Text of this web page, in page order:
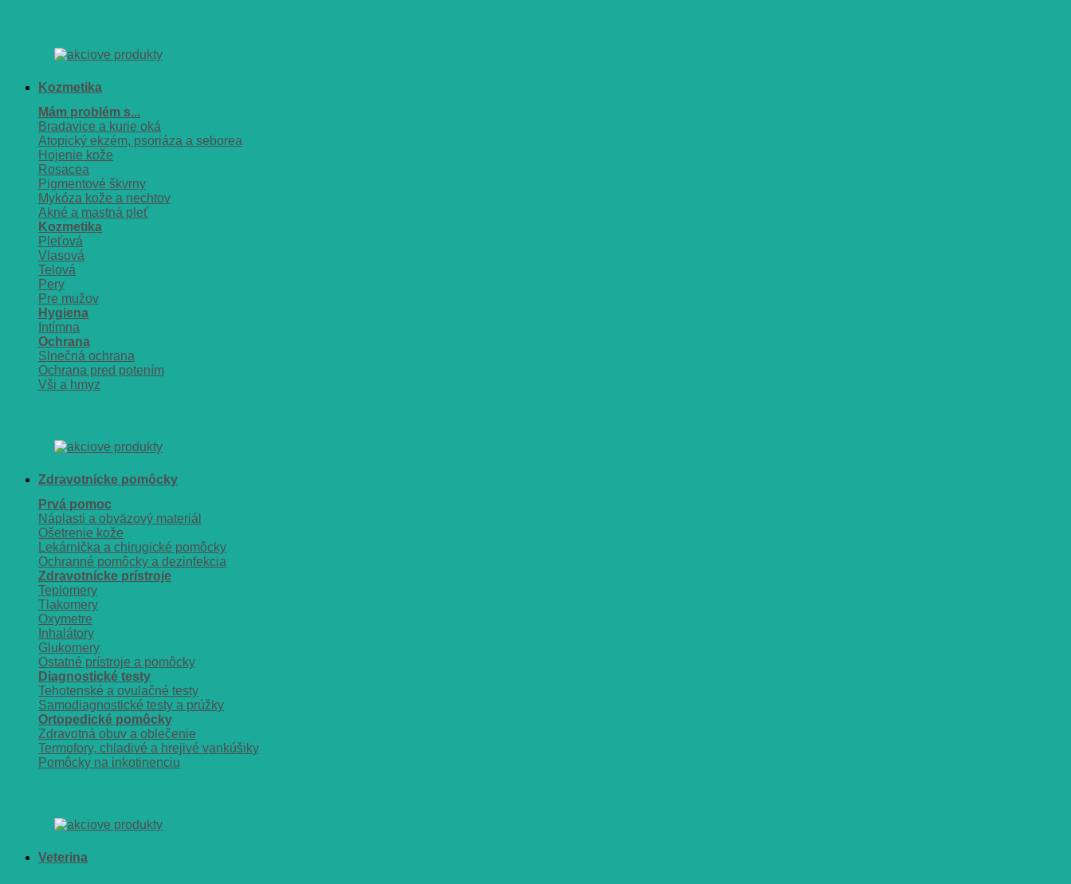
Kozmetika
Mám problém s...
Bradavice a kurie oká
Atopický ekzém, psoriáza a seborea
Hojenie kože
Rosacea
Pigmentové škvrny
Mykóza kože a nechtov
Akné a mastná pleť
Kozmetika
Pleťová
Vlasová
Telová
Pery
Pre mužov
Hygiena
Intímna
Ochrana
Slnečná ochrana
Ochrana pred potením
Vši a hmyz
Zdravotnícke pomôcky
Prvá pomoc
Náplasti a obväzový materiál
Ošetrenie kože
Lekárnička a chirugické pomôcky
Ochranné pomôcky a dezinfekcia
Zdravotnícke prístroje
Teplomery
Tlakomery
Oxymetre
Inhalátory
Glukomery
Ostatné prístroje a pomôcky
Diagnostické testy
Tehotenské a ovulačné testy
Samodiagnostické testy a prúžky
Ortopedické pomôcky
Zdravotná obuv a oblečenie
Termofory, chladivé a hrejivé vankúšiky
Pomôcky na inkotinenciu
Veterina